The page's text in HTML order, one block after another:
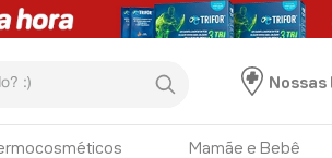
Nossas
Mamãe e Bebê